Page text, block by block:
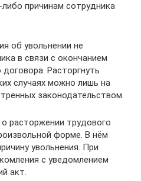
причинам сотрудника
об увольнении не
в связи с окончанием
Расторгнуть
случаях можно лишь на
законодательством.
расторжении трудового
форме. В нём
увольнения. При
с уведомлением
акт.